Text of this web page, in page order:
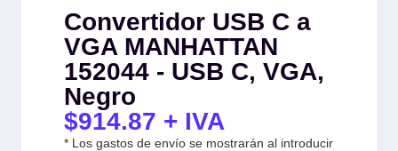
Convertidor USB C a
VGA MANHATTAN
152044 - USB C, VGA,
Negro
$914.87 + IVA
* Los gastos de envío se mostrarán al introducir